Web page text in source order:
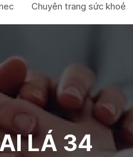
Chuyên trang sức khoẻ
LÁ 34